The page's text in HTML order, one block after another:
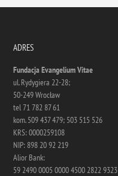
ADRES
Fundacja Evangelium Vitae
ul. Rydygiera 22-28;
50-249 Wrocław
tel 71 782 87 61
kom. 509 437 479; 503 515 526
KRS: 0000259108
NIP: 898 20 92 219
Alior Bank:
59 2490 0005 0000 4500 2822 9323